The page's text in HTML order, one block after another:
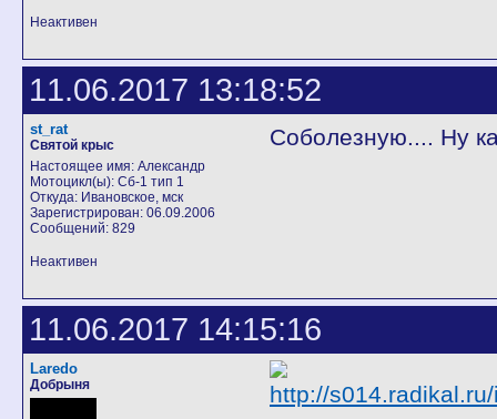
Неактивен
11.06.2017 13:18:52
st_rat
Святой крыс
Настоящее имя: Александр
Мотоцикл(ы): Сб-1 тип 1
Откуда: Ивановское, мск
Зарегистрирован: 06.09.2006
Сообщений: 829
Соболезную.... Ну
Неактивен
11.06.2017 14:15:16
Laredo
Добрыня